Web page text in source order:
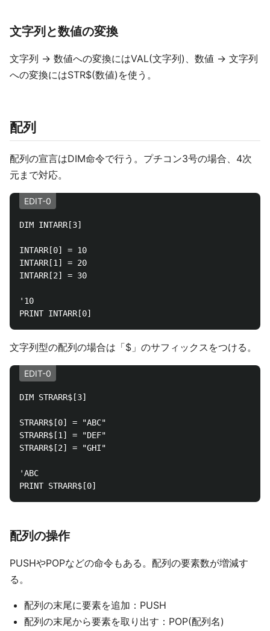
文字列と数値の変換
文字列 -> 数値への変換にはVAL(文字列)、数値 -> 文字列
への変換にはSTR$(数値)を使う。
配列
配列の宣言はDIM命令で行う。プチコン3号の場合、4次
元まで対応。
EDIT-0
DIM INTARR[3]
INTARR[0] = 10
INTARR[1] = 20
INTARR[2] = 30
'10
文字列型の配列の場合は「$」のサフィックスをつける。
EDIT-0
DIM STRARR$[3]
STRARR$[0] = "ABC"
STRARR$[1] = "DEF"
STRARR$[2] = "GHI"
'ABC
配列の操作
PUSHやPOPなどの命令もある。配列の要素数が増減す
る。
配列の末尾に要素を追加：PUSH
配列の末尾から要素を取り出す：POP(配列名)